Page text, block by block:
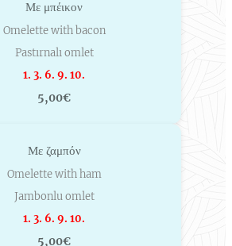
Με μπέικον
Omelette with bacon
Pastırnalı omlet
1. 3. 6. 9. 10.
5,00€
Με ζαμπόν
Omelette with ham
Jambonlu omlet
1. 3. 6. 9. 10.
5,00€